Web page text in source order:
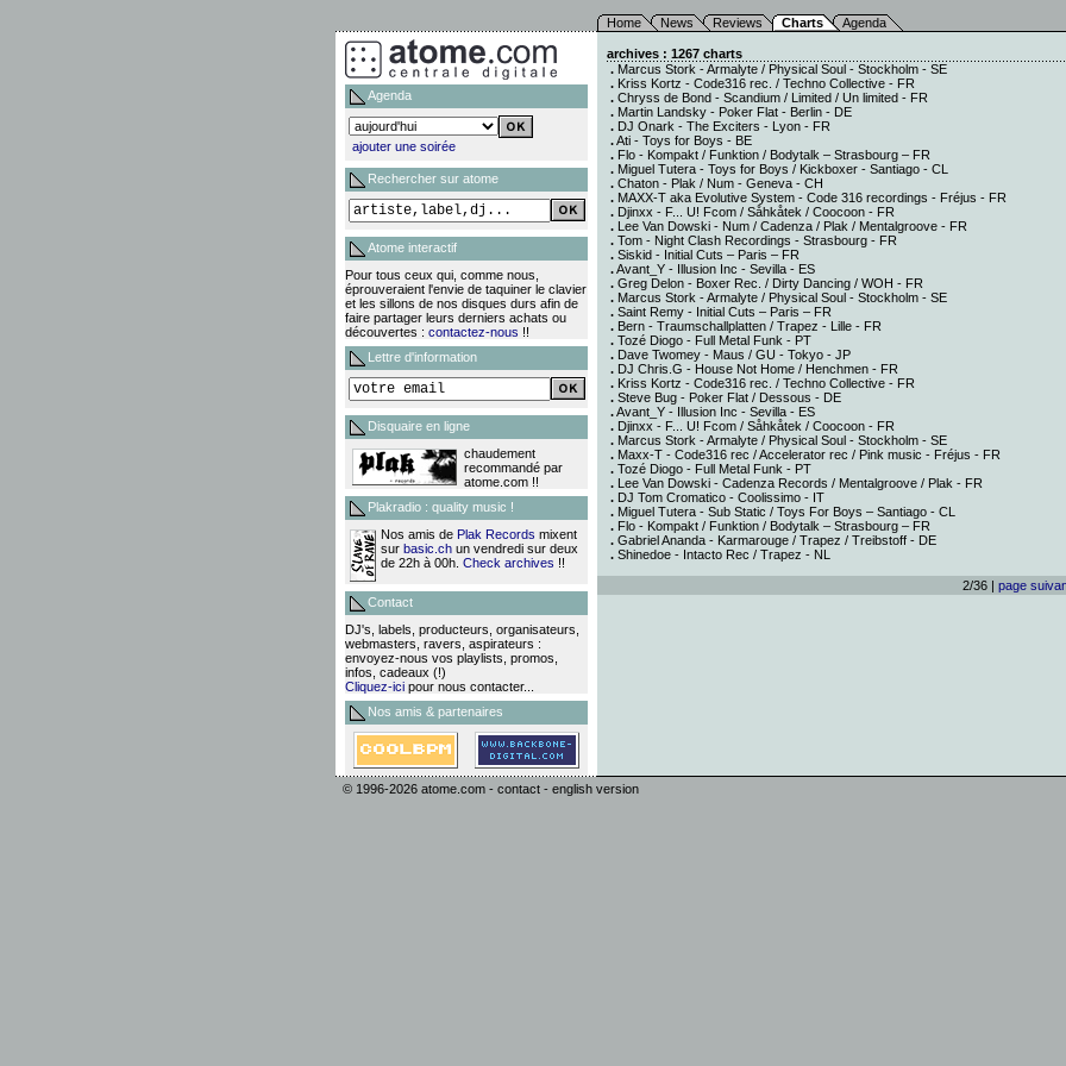
Home News Reviews Charts Agenda
Agenda
ajouter une soirée
Rechercher sur atome
Atome interactif
Pour tous ceux qui, comme nous,
éprouveraient l'envie de taquiner le clavier
et les sillons de nos disques durs afin de
faire partager leurs derniers achats ou
découvertes : contactez-nous !!
Lettre d'information
Disquaire en ligne
chaudement
recommandé par
atome.com !!
Plakradio : quality music !
Nos amis de Plak Records mixent
sur basic.ch un vendredi sur deux
de 22h à 00h. Check archives !!
Contact
DJ's, labels, producteurs, organisateurs,
webmasters, ravers, aspirateurs :
envoyez-nous vos playlists, promos,
infos, cadeaux (!)
Cliquez-ici pour nous contacter...
Nos amis & partenaires
archives : 1267 charts
. Marcus Stork - Armalyte / Physical Soul - Stockholm - SE
. Kriss Kortz - Code316 rec. / Techno Collective - FR
. Chryss de Bond - Scandium / Limited / Un limited - FR
. Martin Landsky - Poker Flat - Berlin - DE
. DJ Onark - The Exciters - Lyon - FR
.Ati - Toys for Boys - BE
. Flo - Kompakt / Funktion / Bodytalk – Strasbourg – FR
. Miguel Tutera - Toys for Boys / Kickboxer - Santiago - CL
. Chaton - Plak / Num - Geneva - CH
. MAXX-T aka Evolutive System - Code 316 recordings - Fréjus - FR
. Djinxx - F... U! Fcom / Såhkåtek / Coocoon - FR
. Lee Van Dowski - Num / Cadenza / Plak / Mentalgroove - FR
. Tom - Night Clash Recordings - Strasbourg - FR
. Siskid - Initial Cuts – Paris – FR
.Avant_Y - Illusion Inc - Sevilla - ES
. Greg Delon - Boxer Rec. / Dirty Dancing / WOH - FR
. Marcus Stork - Armalyte / Physical Soul - Stockholm - SE
. Saint Remy - Initial Cuts – Paris – FR
. Bern - Traumschallplatten / Trapez - Lille - FR
. Tozé Diogo - Full Metal Funk - PT
. Dave Twomey - Maus / GU - Tokyo - JP
. DJ Chris.G - House Not Home / Henchmen - FR
. Kriss Kortz - Code316 rec. / Techno Collective - FR
. Steve Bug - Poker Flat / Dessous - DE
.Avant_Y - Illusion Inc - Sevilla - ES
. Djinxx - F... U! Fcom / Såhkåtek / Coocoon - FR
. Marcus Stork - Armalyte / Physical Soul - Stockholm - SE
. Maxx-T - Code316 rec / Accelerator rec / Pink music - Fréjus - FR
. Tozé Diogo - Full Metal Funk - PT
. Lee Van Dowski - Cadenza Records / Mentalgroove / Plak - FR
. DJ Tom Cromatico - Coolissimo - IT
. Miguel Tutera - Sub Static / Toys For Boys – Santiago - CL
. Flo - Kompakt / Funktion / Bodytalk – Strasbourg – FR
. Gabriel Ananda - Karmarouge / Trapez / Treibstoff - DE
. Shinedoe - Intacto Rec / Trapez - NL
2/36 | page
© 1996-2026 atome.com - contact - english version